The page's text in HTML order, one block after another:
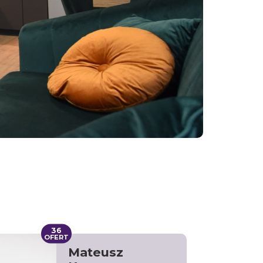
Mateusz
36
OFERT